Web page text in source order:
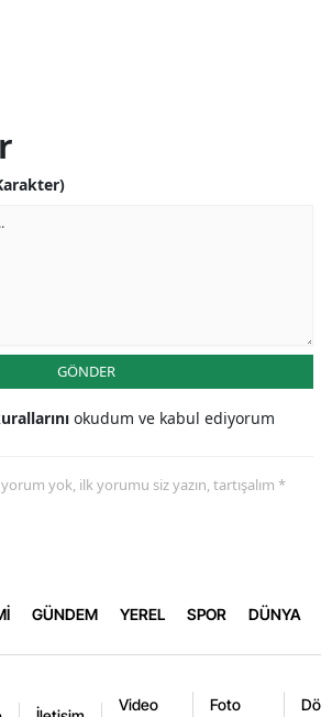
GÖNDER
okudum ve kabul ediyorum
yok, ilk yorumu siz yazın, tartışalım *
GÜNDEM YEREL SPOR DÜNYA
Video
Foto